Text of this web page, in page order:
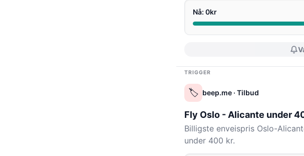
Nå: 0kr
TRIGGER
🏷️ beep.me · Tilbud
Fly Oslo - Alicante under
Billigste enveispris Oslo-
under 400 kr.